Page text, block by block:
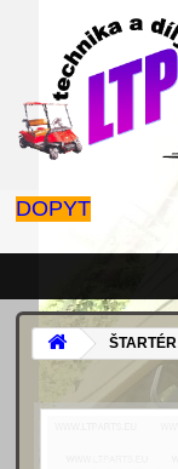
DOPYT